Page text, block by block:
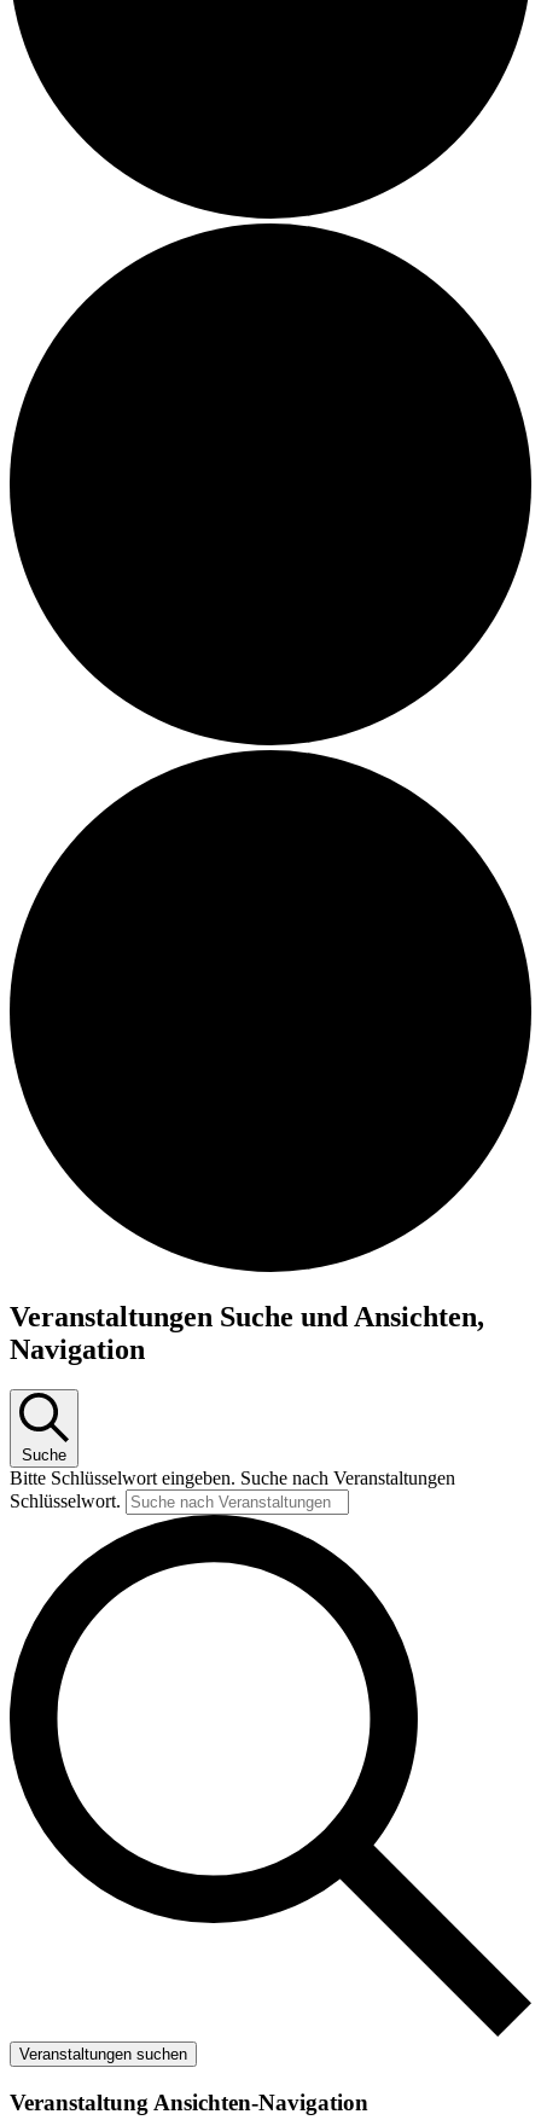
Veranstaltungen
Veranstaltungen Suche und Ansichten,
Navigation
Suche
Bitte Schlüsselwort eingeben. Suche nach Veranstaltungen
Schlüsselwort.
Veranstaltungen suchen
Veranstaltung Ansichten-Navigation